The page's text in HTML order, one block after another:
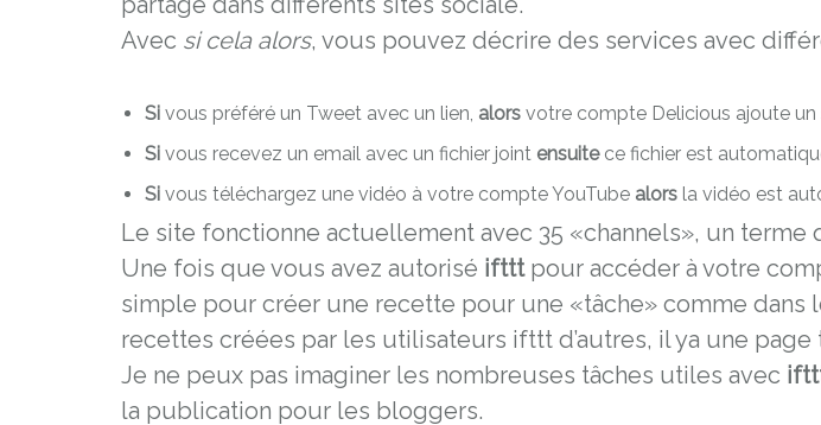
Avec si cela alors, vous pouvez décrire des services avec
Si vous préféré un Tweet avec un lien, alors votre compte Delicious ajoute un
Si vous recevez un email avec un fichier joint ensuitece fichier est
Si vous téléchargez une vidéo à votre compte YouTube alors la vidéo est
Le site fonctionne actuellement avec 35 «channels», un
Une fois que vous avez autorisé iftttpour accéder à votre
simple pour créer une recette pour une «tâche» comme
recettes créées par les utilisateurs ifttt d’autres, il ya une
Je ne peux pas imaginer les nombreuses tâches utiles avec
la publication pour les bloggers.